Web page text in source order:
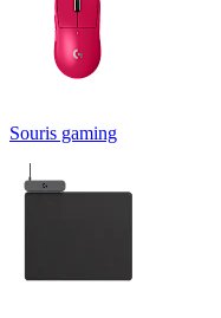
Souris gaming